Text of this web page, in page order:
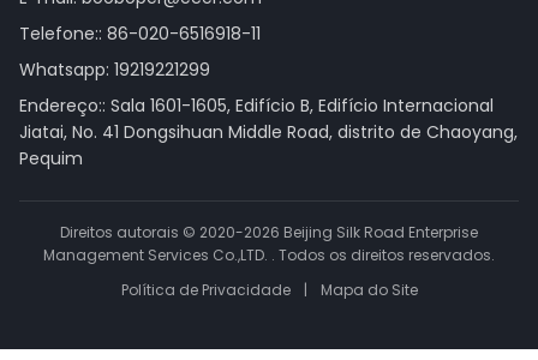
Telefone:: 86-020-6516918-11
Whatsapp: 19219221299
Endereço:: Sala 1601-1605, Edifício B, Edifício Internacional
Jiatai, No. 41 Dongsihuan Middle Road, distrito de Chaoyang,
Pequim
Direitos autorais © 2020-2026 Beijing Silk Road Enterprise
Management Services Co.,LTD. . Todos os direitos reservados.
Política de Privacidade
| Mapa do Site